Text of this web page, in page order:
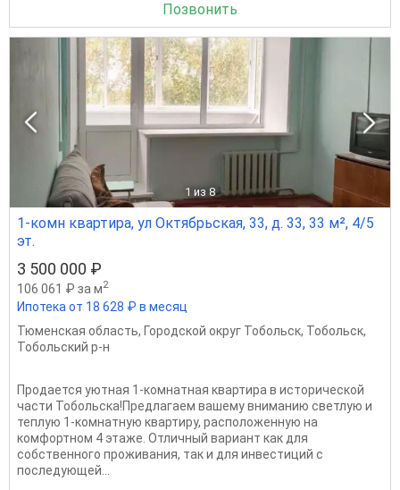
Позвонить
1 из 8
1-комн квартира, ул Октябрьская, 33, д. 33, 33 м², 4/5
эт.
3 500 000 ₽
106 061 ₽ за м2
Ипотека от 18 628 ₽ в месяц
Тюменская область, Городской округ Тобольск, Тобольск,
Тобольский р-н
Продается уютная 1-комнатная квартира в исторической
части Тобольска!Предлагаем вашему вниманию светлую и
теплую 1-комнатную квартиру, расположенную на
комфортном 4 этаже. Отличный вариант как для
собственного проживания, так и для инвестиций с
последующей...